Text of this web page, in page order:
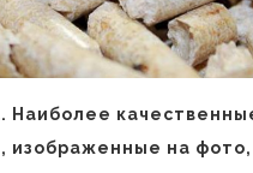
Наиболее
изображенные на